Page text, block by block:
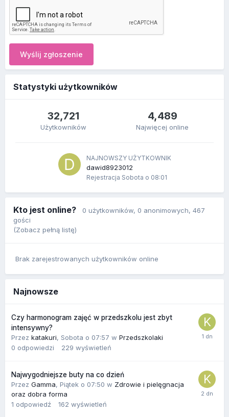
Wyślij zgłoszenie
Statystyki użytkowników
32,721
Użytkowników
4,489
Najwięcej online
NAJNOWSZY UŻYTKOWNIK
dawid8923012
Rejestracja Sobota o 08:01
Kto jest online? 0 użytkowników, 0 anonimowych, 467
gości
(Zobacz pełną listę)
Brak zarejestrowanych użytkowników online
Najnowsze
Czy harmonogram zajęć w przedszkolu jest zbyt
intensywny?
Przez katakuri, Sobota o 07:57 w Przedszkolaki
0 odpowiedzi 229 wyświetleń
Najwygodniejsze buty na co dzień
Przez Gamma, Piątek o 07:50 w Zdrowie i pielęgnacja
oraz dobra forma
1 odpowiedź 162 wyświetleń